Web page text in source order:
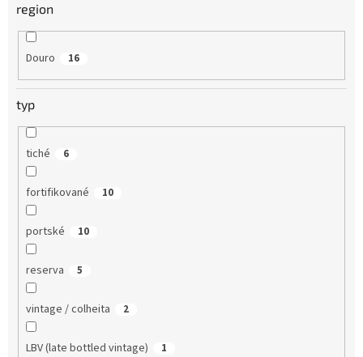
region
Douro 16
typ
tiché 6
fortifikované 10
portské 10
reserva 5
vintage / colheita 2
LBV (late bottled vintage) 1